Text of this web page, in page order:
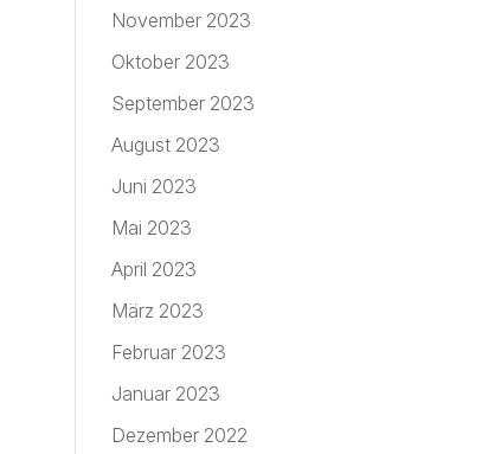
November 2023
Oktober 2023
September 2023
August 2023
Juni 2023
Mai 2023
April 2023
März 2023
Februar 2023
Januar 2023
Dezember 2022